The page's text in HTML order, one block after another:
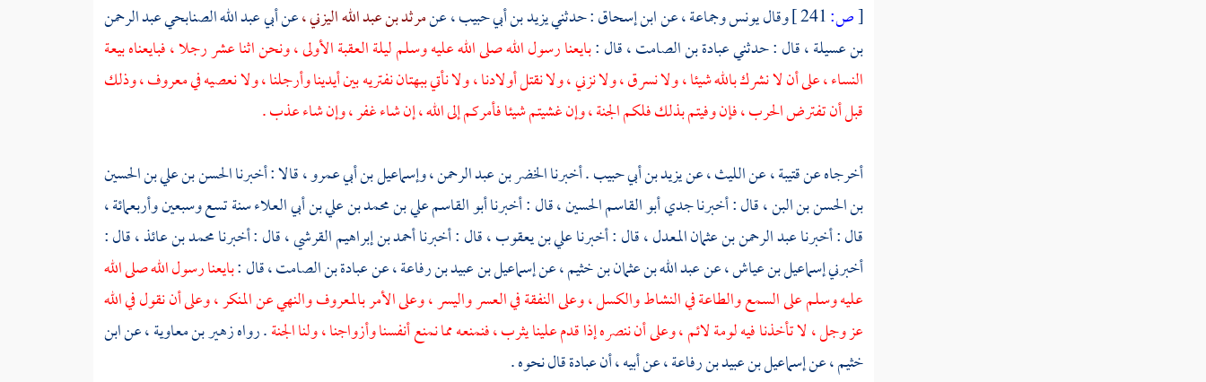
[ص: وقاليونسوجماعة ، عنابن إسحاق: حدثنييزيد بن أبي حبيب ،عنمرثد بن عبد الله اليزني ،عنأبي عبد الله الصنابحي عبد الرحمن
بن عسيلة ،قال : حدثنيعبادة بن الصامت ،قال :بايعنا رسول الله صلى الله عليه وسلم ليلة العقبة الأولى ، ونحن اثنا عشر رجلا ، فبايعناه بيعة
النساء ، على أن لا نشرك بالله شيئا ، ولا نسرق ، ولا نزني ، ولا نقتل أولادنا ، ولا نأتي ببهتان نفتريه بين أيدينا وأرجلنا ، ولا نعصيه في معروف ، وذلك
قبل أن تفترض الحرب ، فإن وفيتم بذلك فلكم الجنة ، وإن غشيتم شيئا فأمركم إلى الله ، إن شاء غفر ، وإن شاء عذب .
أخرجاه عنقتيبة ،عنالليث ،عنيزيد بن أبي حبيب. أخبرناالخضر بن عبد الرحمن ،وإسماعيل بن أبي عمرو ،قالا : أخبرناالحسن بن علي بن الحسين
بن الحسن بن البن ،قال : أخبرنا جديأبو القاسم الحسين ،قال : أخبرناأبو القاسم علي بن محمد بن علي بن أبي العلاءسنة تسع وسبعين وأربعمائة ،
قال : أخبرناعبد الرحمن بن عثمان المعدل ،قال : أخبرناعلي بن يعقوب ،قال : أخبرناأحمد بن إبراهيم القرشي ،قال : أخبرنامحمد بن عائذ ،قال :
أخبرنيإسماعيل بن عياش ،عنعبد الله بن عثمان بن خثيم ،عنإسماعيل بن عبيد بن رفاعة ،عنعبادة بن الصامت ،قال :بايعنا رسول الله صلى الله
عليه وسلم على السمع والطاعة في النشاط والكسل ، وعلى النفقة في العسر واليسر ، وعلى الأمر بالمعروف والنهي عن المنكر ، وعلى أن نقول في الله
عز وجل ، لا تأخذنا فيه لومة لائم ، وعلى أن ننصره إذا قدم علينايثرب ،فنمنعه مما نمنع أنفسنا وأزواجنا ، ولنا الجنة. رواهزهير بن معاوية ،عنابن
خثيم ،عنإسماعيل بن عبيد بن رفاعة ،عن أبيه ، أنعبادةقال نحوه .